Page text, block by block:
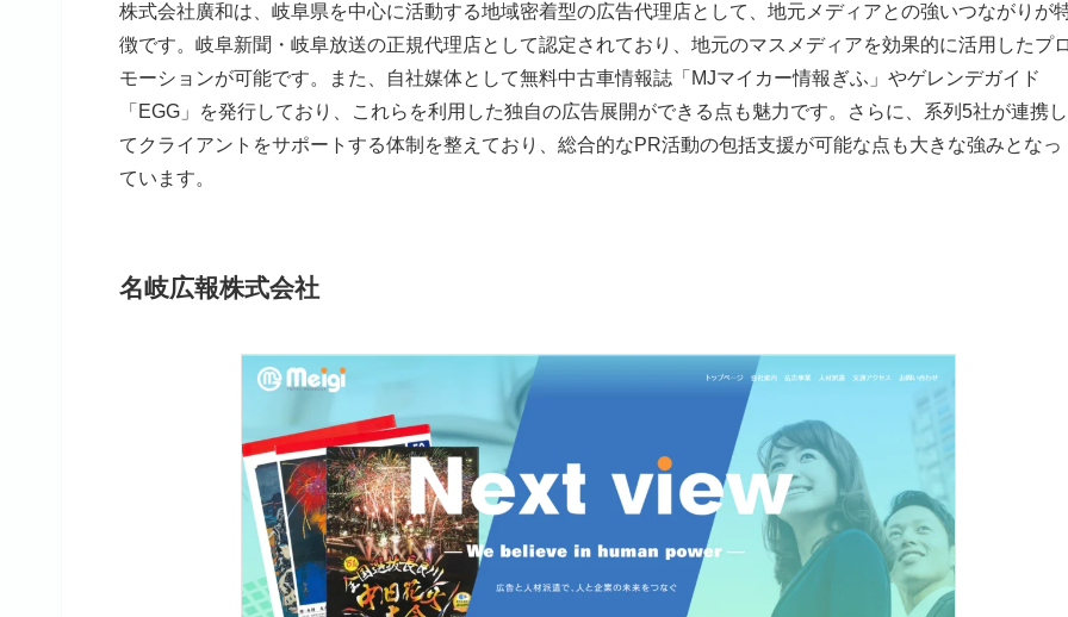
株式会社廣和は、岐阜県を中心に活動する地域密着型の広告代理店として、地元メディアとの強いつながりが
徴です。岐阜新聞・岐阜放送の正規代理店として認定されており、地元のマスメディアを効果的に活用したプ
モーションが可能です。また、自社媒体として無料中古車情報誌「MJマイカー情報ぎふ」やゲレンデガイド
「EGG」を発行しており、これらを利用した独自の広告展開ができる点も魅力です。さらに、系列5社が連携し
てクライアントをサポートする体制を整えており、総合的なPR活動の包括支援が可能な点も大きな強みとなっ
ています。
名岐広報株式会社